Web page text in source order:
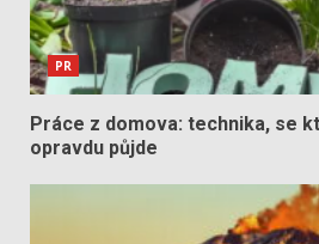
PR
Práce z domova: technika, se
opravdu půjde